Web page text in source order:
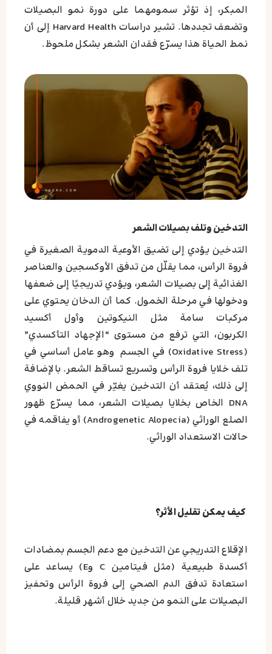
المبكر، إذ تؤثر سمومهما على دورة نمو البصيلات
وتضعف تجددها. تشير دراسات Harvard Health إلى أن
نمط الحياة هذا يسرّع فقدان الشعر بشكل ملحوظ.
التدخين وتلف بصيلات الشعر
التدخين يؤدي إلى تضيق الأوعية الدموية الصغيرة في
فروة الرأس، مما يقلّل من تدفق الأوكسجين والعناصر
الغذائية إلى بصيلات الشعر، ويؤدي تدريجيًا إلى ضعفها
ودخولها في مرحلة الخمول. كما أن الدخان يحتوي على
مركبات سامة مثل النيكوتين وأول أكسيد
الكربون، التي ترفع من مستوى “الإجهاد التأكسدي”
(Oxidative Stress) في الجسم وهو عامل أساسي في
تلف خلايا فروة الرأس وتسريع تساقط الشعر. بالإضافة
إلى ذلك، يُعتقد أن التدخين يغيّر في الحمض النووي
DNA الخاص بخلايا بصيلات الشعر،
مما يسرّع ظهور
الصلع الوراثي (Androgenetic Alopecia) أو يفاقمه في
حالات الاستعداد الوراثي.
كيف يمكن تقليل الأثر؟
الإقلاع التدريجي عن التدخين مع دعم الجسم بمضادات
أكسدة طبيعية (مثل فيتامين C وE) يساعد على
استعادة تدفق الدم الصحي إلى فروة الرأس وتحفيز
البصيلات على النمو من جديد خلال أشهر قليلة.